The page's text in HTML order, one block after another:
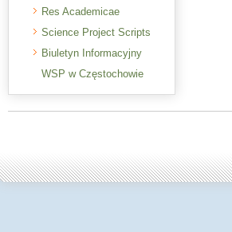
Res Academicae
Science Project Scripts
Biuletyn Informacyjny
WSP w Częstochowie